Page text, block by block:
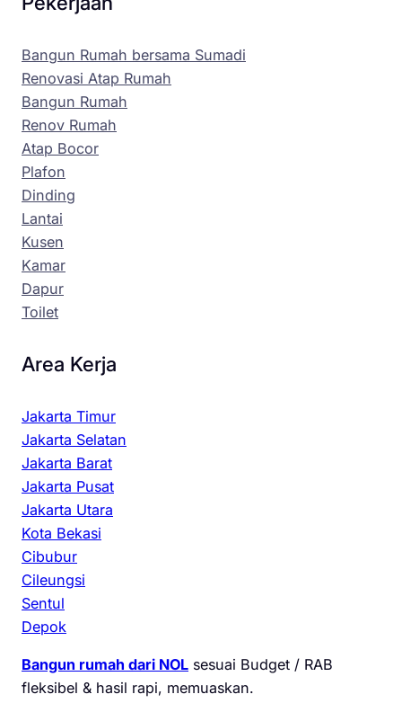
Bangun Rumah bersama Sumadi
Renovasi Atap Rumah
Bangun Rumah
Renov Rumah
Atap Bocor
Plafon
Dinding
Lantai
Kusen
Kamar
Dapur
Toilet
Area Kerja
Jakarta Timur
Jakarta Selatan
Jakarta Barat
Jakarta Pusat
Jakarta Utara
Kota Bekasi
Cibubur
Cileungsi
Sentul
Depok
Bangun rumah dari NOL sesuai Budget / RAB
fleksibel & hasil rapi, memuaskan.